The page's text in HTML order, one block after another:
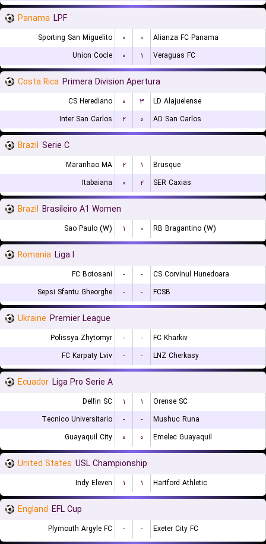
Panama LPF
Sporting San Miguelito ۰ ۰
Alianza FC Panama
Union Cocle
۰ ۱ Veraguas FC
Costa Rica Primera Division Apertura
CS Herediano ۰ ۳
LD Alajuelense
Inter San Carlos
۲ ۰ AD San Carlos
Brazil Serie C
Maranhao MA ۲ ۱
Brusque
Itabaiana
۰ ۲ SER Caxias
Brazil Brasileiro A1 Women
Sao Paulo (W) ۱ ۰ RB Bragantino (W)
Romania Liga I
FC Botosani - -
CS Corvinul Hunedoara
Sepsi Sfantu Gheorghe
- - FCSB
Ukraine Premier League
Polissya Zhytomyr - -
FC Kharkiv
FC Karpaty Lviv
- - LNZ Cherkasy
Ecuador Liga Pro Serie A
Delfin SC ۱ ۱
Orense SC
Tecnico Universitario
- -
Mushuc Runa
Guayaquil City
۰ ۰ Emelec Guayaquil
United States USL Championship
Indy Eleven ۱ ۱ Hartford Athletic
England EFL Cup
Plymouth Argyle FC - - Exeter City FC